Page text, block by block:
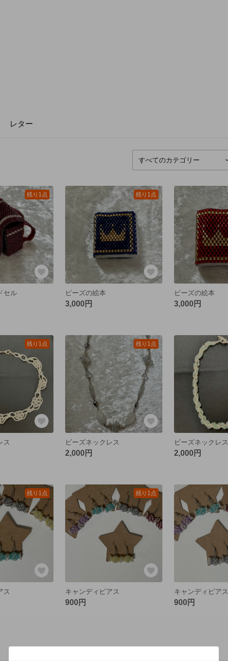
レター
残り1点
セル
残り1点
ビーズの絵本
3,000円
ビーズの絵本
3,000円
残り1点
ス
残り1点
ビーズネックレス
2,000円
ビーズネックレス
2,000円
残り1点
ス
残り1点
キャンディピアス
900円
キャンディピアス
900円